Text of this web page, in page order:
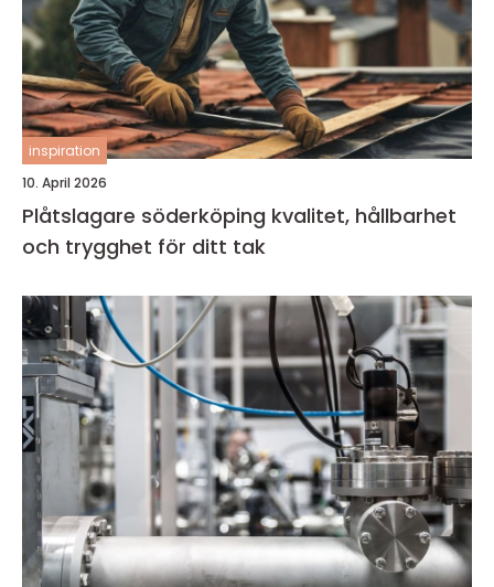
inspiration
10. April 2026
Plåtslagare söderköping kvalitet, hållbarhet
och trygghet för ditt tak